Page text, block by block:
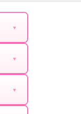
▼
▼
▼